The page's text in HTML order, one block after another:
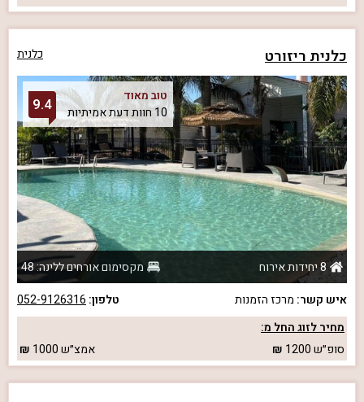
כלנית ריזורט כלנית
טוב מאוד
10 חוות דעת אמיתיות
9.4
8 יחידות אירוח
מקסימום אורחים ללינה: 48
איש קשר: מרכז הזמנות טלפון: 052-9126316
מחיר לזוג החל מ:
סופ״ש1200 אמצ״ש1000